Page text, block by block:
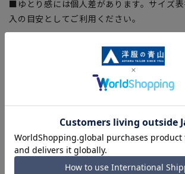
■ゆとり感には個人差があります。サイズ
入の目安としてご利用ください。
【商品に関するご注意】
■ブラウザやお使いのモニター環境、室内外
下での光加減により、実際の商品と掲載画
■平置き・メジャーでの採寸の為、素材や
商品とサイズ表に若干の誤差が生じる場合
ご了承ください。
■店舗や各モールサイトと商品在庫を共有し
上、ご注文いただいたタイミングにより欠